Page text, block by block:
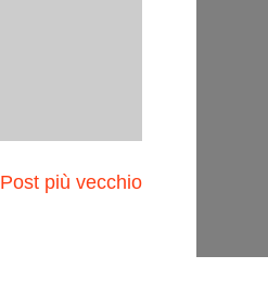
Post più vecchio